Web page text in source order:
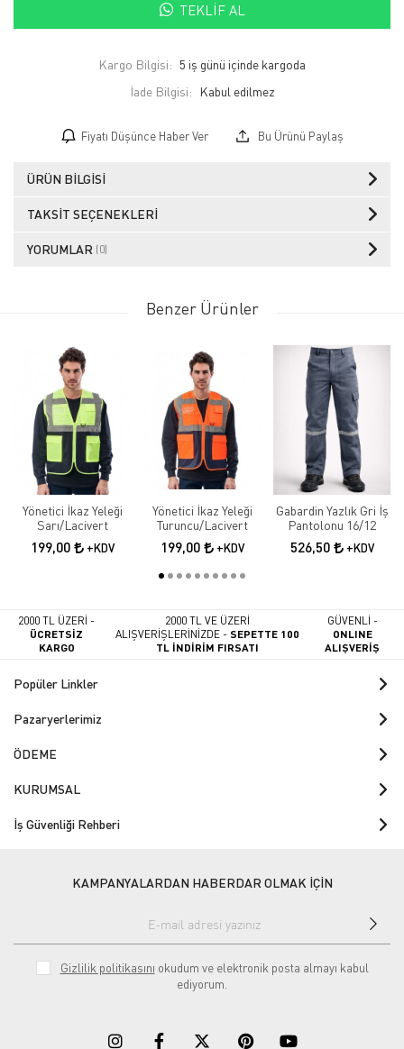
TEKLIF AL
Kargo Bilgisi: 5 iş günü içinde kargoda
İade Bilgisi:
Fiyatı Düşünce Haber Ver Bu Ürünü Paylaş
ÜRÜN BILGISI
TAKSIT SEÇENEKLERI
YORUMLAR (0)
Benzer Ürünler
Yönetici İkaz Yeleği
Sarı/Lacivert
199,00 +KDV
Yönetici İkaz Yeleği
Turuncu/Lacivert
199,00 +KDV
Gabardin Yazlık Gri İş
Pantolonu 16/12
526,50 +KDV
2000 TL ÜZERİ -
ÜCRETSİZ
KARGO
2000 TL VE ÜZERİ
ALIŞVERİŞLERİNİZDE -SEPETTE 100
TL İNDİRİM FIRSATI
GÜVENLİ -
ONLINE
ALIŞVERİŞ
Popüler Linkler
Pazaryerlerimiz
ÖDEME
KURUMSAL
İş Güvenliği Rehberi
KAMPANYALARDAN HABERDAR OLMAK İÇİN
Gizlilik politikasını okudum ve elektronik posta almayı kabul
ediyorum.